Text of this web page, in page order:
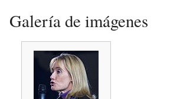
Galería de imágenes